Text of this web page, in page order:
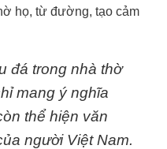
họ, từ đường, tạo cảm
đá trong nhà thờ
mang ý nghĩa
thể hiện văn
người Việt Nam.